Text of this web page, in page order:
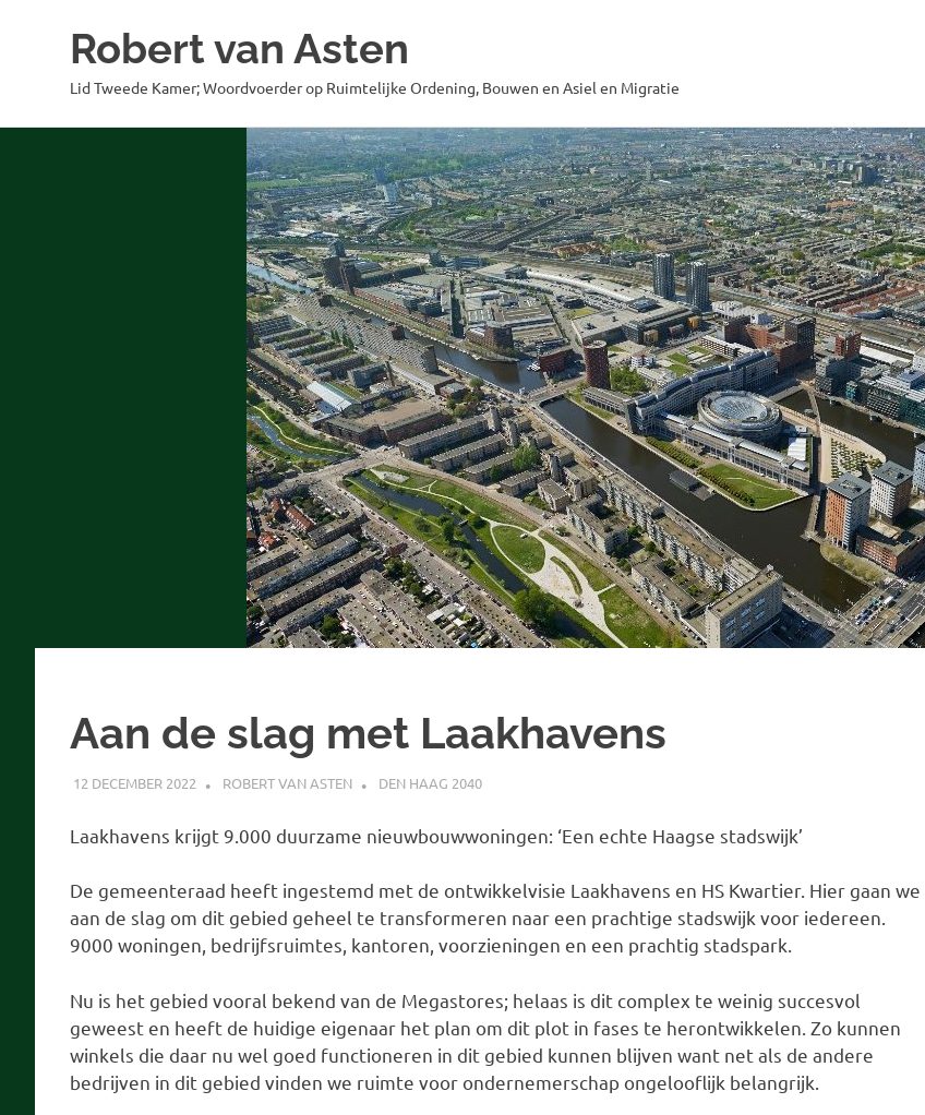
Robert van Asten
Lid Tweede Kamer; Woordvoerder op Ruimtelijke Ordening, Bouwen en Asiel en Migratie
Aan de slag met Laakhavens
12 DECEMBER 2022 ROBERT VAN ASTEN DEN HAAG 2040
Laakhavens krijgt 9.000 duurzame nieuwbouwwoningen: ‘Een echte Haagse stadswijk’
De gemeenteraad heeft ingestemd met de ontwikkelvisie Laakhavens en HS Kwartier. Hier gaan we
aan de slag om dit gebied geheel te transformeren naar een prachtige stadswijk voor iedereen.
9000 woningen, bedrijfsruimtes, kantoren, voorzieningen en een prachtig stadspark.
Nu is het gebied vooral bekend van de Megastores; helaas is dit complex te weinig succesvol
geweest en heeft de huidige eigenaar het plan om dit plot in fases te herontwikkelen. Zo kunnen
winkels die daar nu wel goed functioneren in dit gebied kunnen blijven want net als de andere
bedrijven in dit gebied vinden we ruimte voor ondernemerschap ongelooflijk belangrijk.